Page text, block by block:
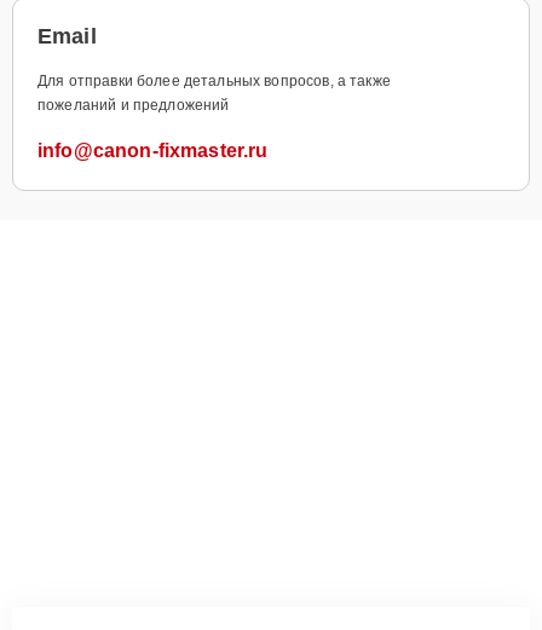
Email
Для отправки более детальных вопросов, а также
пожеланий и предложений
info@canon-fixmaster.ru